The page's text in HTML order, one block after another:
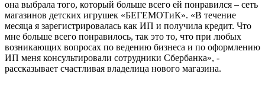
она выбрала того, который больше всего ей понравился – сеть
магазинов детских игрушек «БЕГЕМОТиК». «В течение
месяца я зарегистрировалась как ИП и получила кредит. Что
мне больше всего понравилось, так это то, что при любых
возникающих вопросах по ведению бизнеса и по оформлению
ИП меня консультировали сотрудники Сбербанка», -
рассказывает счастливая владелица нового магазина.